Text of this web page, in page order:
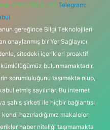
0262 606 0 726 Telegram:
gereğince Bilgi Teknolojileri
onaylanmış bir Yer Sağlayıcı
sitedeki içerikleri proaktif
bulunmamaktadır.
sorumluluğunu taşımakta olup,
etmiş sayılırlar. Bu internet
şahıs şirketi ile hiçbir bağlantısı
hazırladığımız makaleler
haber niteliği taşımamakta